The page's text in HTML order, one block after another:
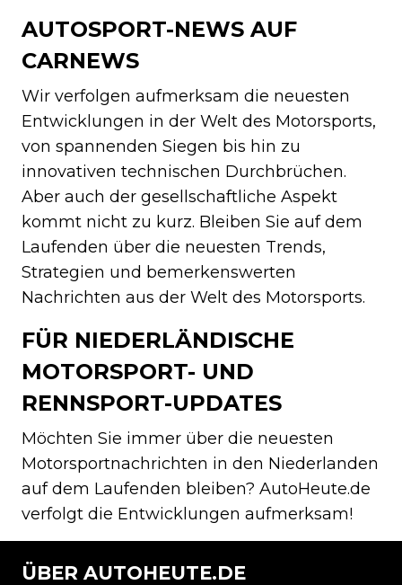
AUTOSPORT-NEWS AUF
CARNEWS
Wir verfolgen aufmerksam die neuesten
Entwicklungen in der Welt des Motorsports,
von spannenden Siegen bis hin zu
innovativen technischen Durchbrüchen.
Aber auch der gesellschaftliche Aspekt
kommt nicht zu kurz. Bleiben Sie auf dem
Laufenden über die neuesten Trends,
Strategien und bemerkenswerten
Nachrichten aus der Welt des Motorsports.
FÜR NIEDERLÄNDISCHE
MOTORSPORT- UND
RENNSPORT-UPDATES
Möchten Sie immer über die neuesten
Motorsportnachrichten in den Niederlanden
auf dem Laufenden bleiben? AutoHeute.de
verfolgt die Entwicklungen aufmerksam!
ÜBER AUTOHEUTE.DE